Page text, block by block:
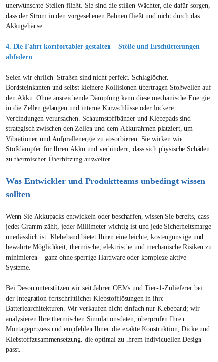
unerwünschte Stellen fließt. Sie sind die stillen Wächter, die dafür sorgen,
dass der Strom in den vorgesehenen Bahnen fließt und nicht durch das
Akkugehäuse.
4. Die Fahrt komfortabler gestalten – Stöße und Erschütterungen
abfedern
Seien wir ehrlich: Straßen sind nicht perfekt. Schlaglöcher,
Bordsteinkanten und selbst kleinere Kollisionen übertragen Stoßwellen auf
den Akku. Ohne ausreichende Dämpfung kann diese mechanische Energie
in die Zellen gelangen und interne Kurzschlüsse oder lockere
Verbindungen verursachen. Schaumstoffbänder und Klebepads sind
strategisch zwischen den Zellen und dem Akkurahmen platziert, um
Vibrationen und Aufprallenergie zu absorbieren. Sie wirken wie
Stoßdämpfer für Ihren Akku und verhindern, dass sich physische Schäden
zu thermischer Überhitzung ausweiten.
Was Entwickler und Produktteams unbedingt wissen
sollten
Wenn Sie Akkupacks entwickeln oder beschaffen, wissen Sie bereits, dass
jedes Gramm zählt, jeder Millimeter wichtig ist und jede Sicherheitsmarge
unerlässlich ist. Klebeband bietet Ihnen eine leichte, kostengünstige und
bewährte Möglichkeit, thermische, elektrische und mechanische Risiken zu
minimieren – ganz ohne sperrige Hardware oder komplexe aktive
Systeme.
Bei Deson unterstützen wir seit Jahren OEMs und Tier-1-Zulieferer bei
der Integration fortschrittlicher Klebstofflösungen in ihre
Batteriearchitekturen. Wir verkaufen nicht einfach nur Klebeband; wir
analysieren Ihre thermischen Simulationsdaten, überprüfen Ihren
Montageprozess und empfehlen Ihnen die exakte Konstruktion, Dicke und
Klebstoffzusammensetzung, die optimal zu Ihrem individuellen Design
passt.